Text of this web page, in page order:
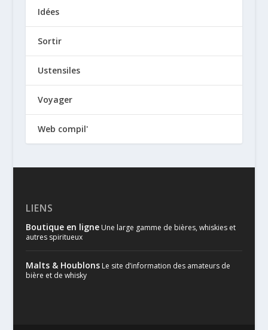
Idées
Sortir
Ustensiles
Voyager
Web compil'
LIENS
Boutique en ligneUne large gamme de bières, whiskies et
autres spiritueux
Malts & HoublonsLe site d’information des amateurs de
bière et de whisky